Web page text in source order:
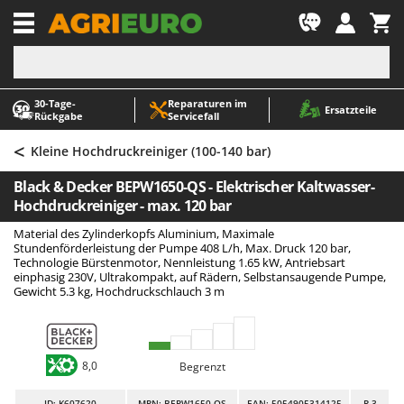
30‑Tage-
Rückgabe
Reparaturen im
Servicefall
Ersatzteile
-1
A
Abbeermaschinen - Traubenmühlen
Abfüllgeräte
Akku Gartenscheren
Akku Gras- und Strauchscheren
Akku-Stichsägen
Allzwecktransporter - Motorschubkarren
Alu-Teleskopleitern
Arbeitsschutzkleidung
Aschesauger
A
ABAC
AgriEuro Premium
AgriEuro TOP-LINE
AGT
Aima
Airmec
AL-KO
Alce
Alpina
< Kleine Hochdruckreiniger (100-140 bar)
Black & Decker BEPW1650-QS - Elektrischer Kaltwasser-
Hochdruckreiniger - max. 120 bar
Material des Zylinderkopfs Aluminium, Maximale
Stundenförderleistung der Pumpe 408 L/h, Max. Druck 120 bar,
Technologie Bürstenmotor, Nennleistung 1.65 kW, Antriebsart
einphasig 230V, Ultrakompakt, auf Rädern, Selbstansaugende Pumpe,
Gewicht 5.3 kg, Hochdruckschlauch 3 m
8,0 Begrenzt